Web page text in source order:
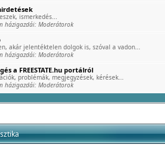
ismerkedés...
házigazdái: Moderátorok
akár jelentéktelen dolgok is, szóval a vadon...
házigazdái: Moderátorok
a FREESTATE.hu portálról
problémák, megjegyzések, kérések...
házigazdái: Moderátorok